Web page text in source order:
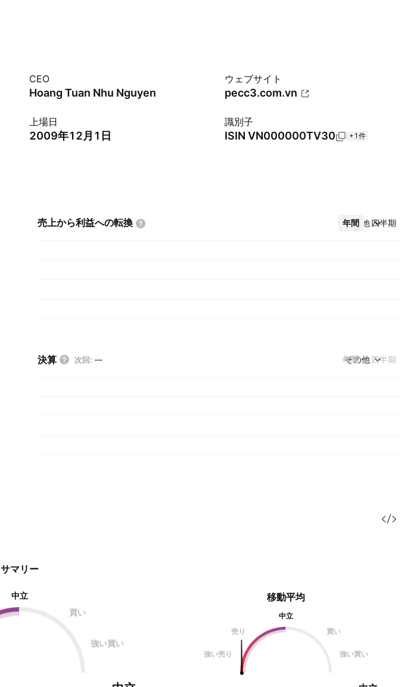
CEO
Hoang Tuan Nhu Nguyen
ウェブサイト
pecc3.com.vn
上場日
2009年12月1日
識別子
ISIN VN000000TV30 +1件
売上から利益への転換 年間 四半期
その他
決算 次回: — 年間 四半期
その他
サマリー
中立
買い
強い買い
移動平均
中立
売り
買い
強い売り 強い買い